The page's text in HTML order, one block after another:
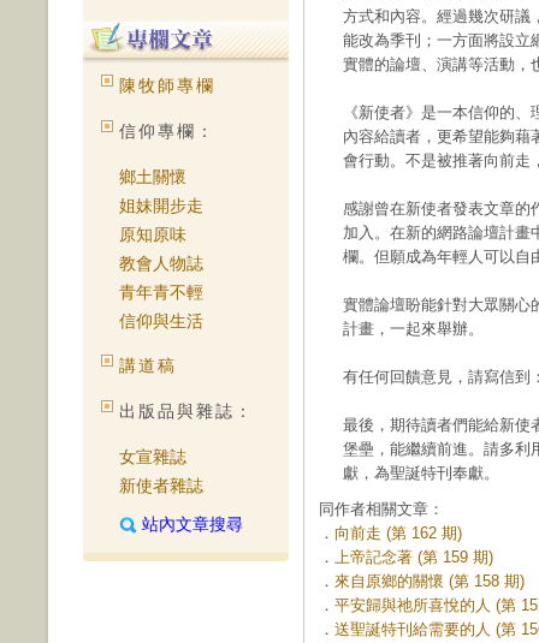
陳牧師專欄
信仰專欄：
鄉土關懷
姐妹開步走
原知原味
教會人物誌
青年青不輕
信仰與生活
講道稿
出版品與雜誌：
女宣雜誌
新使者雜誌
站內文章搜尋
方式和內容。經過幾次研議
能改為季刊；一方面將設立
實體的論壇、演講等活動，
《新使者》是一本信仰的
內容給讀者，更希望能夠藉
會行動。不是被推著向前走
感謝曾在新使者發表文章的
加入。在新的網路論壇計
欄。但願成為年輕人可以自
實體論壇盼能針對大眾關心
計畫，一起來舉辦。
有任何回饋意見，請寫信到
最後，期待讀者們能給新使
堡壘，能繼續前進。請多利
獻，為聖誕特刊奉獻。
同作者相關文章：
． 向前走 (第 162 期)
． 上帝記念著 (第 159 期)
． 來自原鄉的關懷 (第 158 期)
． 平安歸與祂所喜悅的人 (第
． 送聖誕特刊給需要的人 (第